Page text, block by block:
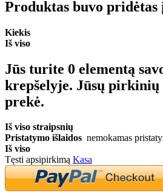
Produktas buvo pridėtas
Kiekis
Iš viso
Jūs turite 0 elementą
krepšelyje. Jūsų pirkinių
prekė.
Iš viso straipsnių
Pristatymo išlaidos nemokamas
Iš viso
Tęsti apsipirkimą Kasa